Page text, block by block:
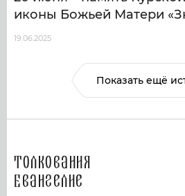
иконы Божьей Матери
19.06.2025
Показать ещё
Толкования
Евангелие